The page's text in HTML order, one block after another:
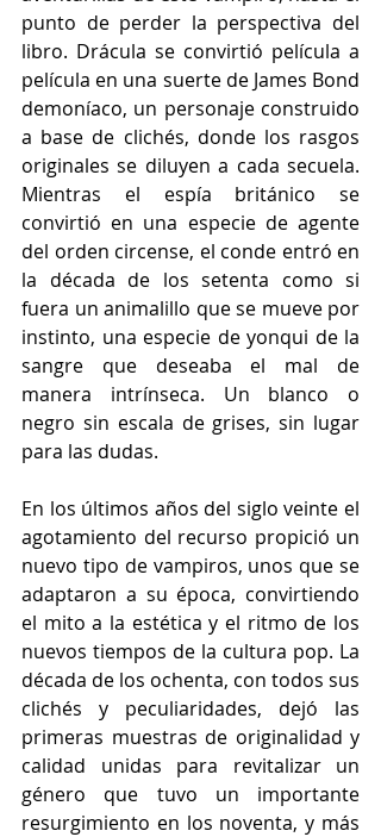
punto de perder la perspectiva del
libro. Drácula se convirtió película a
película en una suerte de James Bond
demoníaco, un personaje construido
a base de clichés, donde los rasgos
originales se diluyen a cada secuela.
Mientras el espía británico se
convirtió en una especie de agente
del orden circense, el conde entró en
la década de los setenta como si
fuera un animalillo que se mueve por
instinto, una especie de yonqui de la
sangre que deseaba el mal de
manera intrínseca. Un blanco o
negro sin escala de grises, sin lugar
para las dudas.
En los últimos años del siglo veinte el
agotamiento del recurso propició un
nuevo tipo de vampiros, unos que se
adaptaron a su época, convirtiendo
el mito a la estética y el ritmo de los
nuevos tiempos de la cultura pop. La
década de los ochenta, con todos sus
clichés y peculiaridades, dejó las
primeras muestras de originalidad y
calidad unidas para revitalizar un
género que tuvo un importante
resurgimiento en los noventa, y más